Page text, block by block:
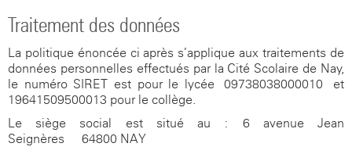
Option Management Gestion
CESC
Blog citoyen
Sécurité
Informations
Photos de classes
Galerie photos
Traitement des données
La politique énoncée ci-après s’applique aux traitements de
données personnelles effectués par la Cité Scolaire de Nay,
le numéro SIRET est pour le lycée09738038000010 et
19641509500013 pour le collège.
Le siège social est situé au : 6 avenue Jean
Seignères
64800 NAY